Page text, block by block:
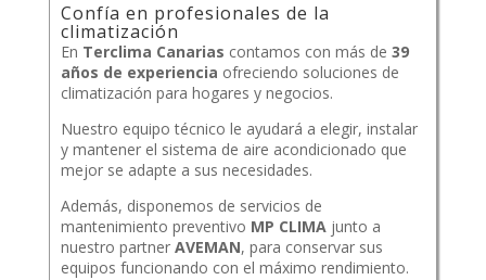
Confía en profesionales de la
climatización
En Terclima Canarias contamos con más de 39
años de experiencia ofreciendo soluciones de
climatización para hogares y negocios.
Nuestro equipo técnico le ayudará a elegir, instalar
y mantener el sistema de aire acondicionado que
mejor se adapte a sus necesidades.
Además, disponemos de servicios de
mantenimiento preventivo MP CLIMAjunto a
nuestro partner AVEMAN, para conservar sus
equipos funcionando con el máximo rendimiento.